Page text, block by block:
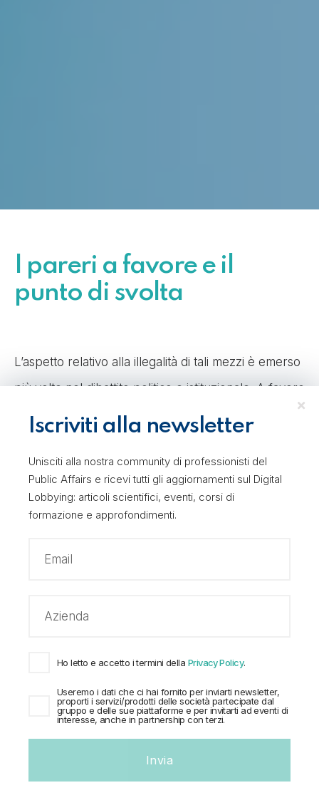
I pareri a favore e il
punto di svolta
L’aspetto relativo alla illegalità di tali mezzi è emerso
più volte nel dibattito politico e istituzionale. A favore
della micro-mobilità, si sono espressi soprattutto il
Ministro Toninelli),Italia Vivae ilPartito
Democratico. A livello mediatico, rilevante è stata la
presenza dei parlamentari Luciano Nobili (ex PD,
Da quest’estate partirà la sperimentazione
della cosiddetta micromobilità elettrica. Ci
muoveremo sulle strade delle nostre città
con innovativi monopattini elettrici,
segway, monowheel e hoverboard. La
rivoluzione che avevamo promesso sta
Iscriviti alla newsletter
Unisciti alla nostra community di professionisti del
Public Affairs e ricevi tutti gli aggiornamenti sul Digital
Lobbying: articoli scientifici, eventi, corsi di
formazione e approfondimenti.
Ho letto e accetto i termini della Privacy Policy.
Useremo i dati che ci hai fornito per inviarti newsletter,
proporti i servizi/prodotti delle società partecipate dal
gruppo e delle sue piattaforme e per invitarti ad eventi di
interesse, anche in partnership con terzi.
Invia